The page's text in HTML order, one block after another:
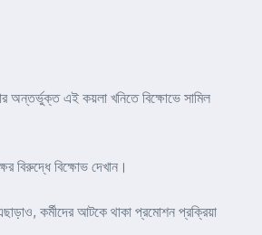
অন্তর্ভুক্ত এই কয়লা খনিতে বিক্ষোভে সামিল
বিরুদ্ধে বিক্ষোভ দেখান।
কর্মীদের আটকে থাকা প্রমোশন প্রক্রিয়া